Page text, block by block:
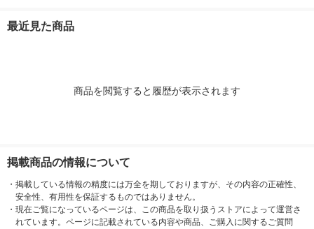
最近見た商品
商品を閲覧すると履歴が表示されます
掲載商品の情報について
・ 掲載している情報の精度には万全を期しておりますが、その内容の正確性、
安全性、有用性を保証するものではありません。
・ 現在ご覧になっているページは、この商品を取り扱うストアによって運営さ
れています。ページに記載されている内容や商品、ご購入に関するご質問